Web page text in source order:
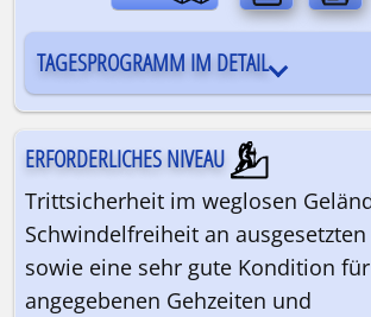
TAGESPROGRAMM IM DETAIL
ERFORDERLICHES NIVEAU
Trittsicherheit im weglosen
Schwindelfreiheit an ausgesetzten
sowie eine sehr gute Kondition
angegebenen Gehzeiten und